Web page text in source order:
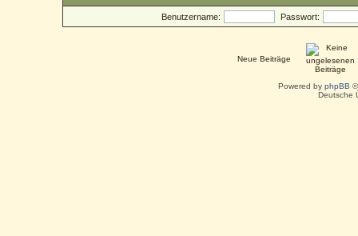
Benutzername: Passwort:
Neue Beiträge
Powered by phpBB
Deutsche